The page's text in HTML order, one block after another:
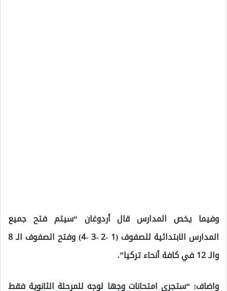
وفيما يخص المدارس قال أردوغان “سيتم فتح جميع
المدارس الابتدائية للصفوف (1 -2 -3 -4) وفتح الصفوف الـ 8
والـ 12 في كافة أنحاء تركيا”.
واضاف: “ستجرى امتحانات وجها لوجه للمرحلة الثانوية فقط